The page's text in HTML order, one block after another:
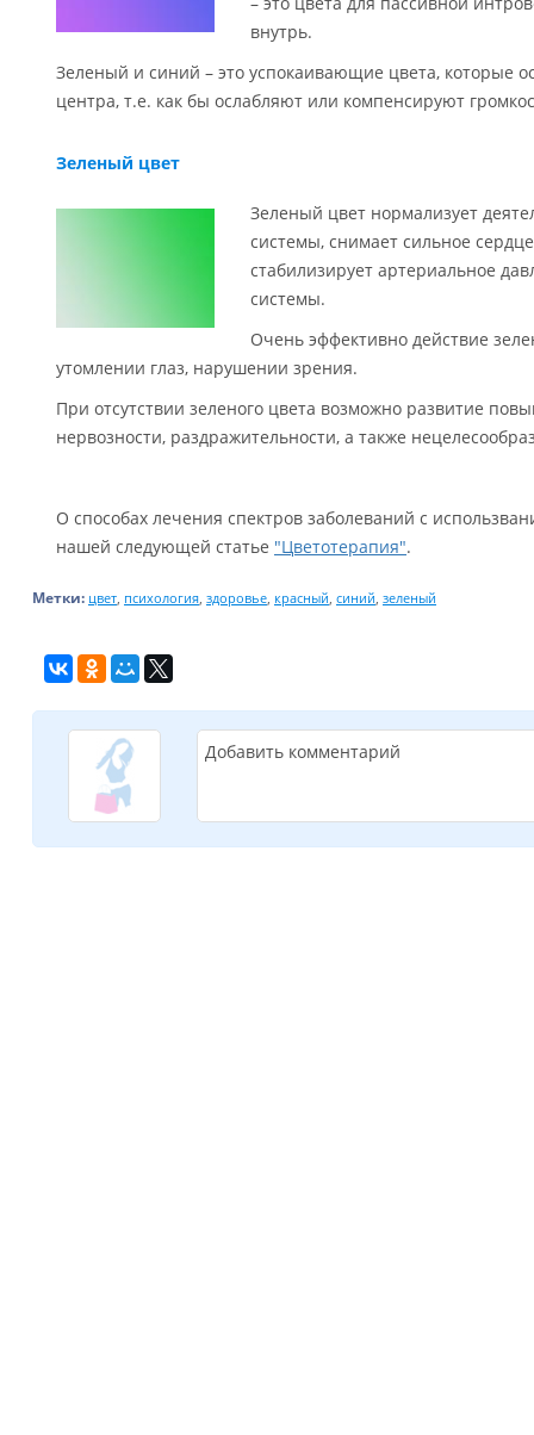
внутрь.
Зеленый и синий – это успокаивающие цвета, которые
центра, т.е. как бы ослабляют или компенсируют
Зеленый цвет
Зеленый цвет нормализует
системы, снимает сильное
стабилизирует артериальное
системы.
Очень эффективно действие
утомлении глаз, нарушении зрения.
При отсутствии зеленого цвета возможно развитие
нервозности, раздражительности, а также
О способах лечения спектров заболеваний с
нашей следующей статье "Цветотерапия".
Метки: цвет, психология, здоровье, красный, синий, зеленый
Добавить комментарий